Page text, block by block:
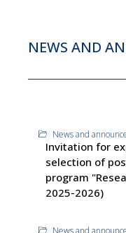
NEWS AND
News and
Invitation for
selection of
program
2025-2026)
News and